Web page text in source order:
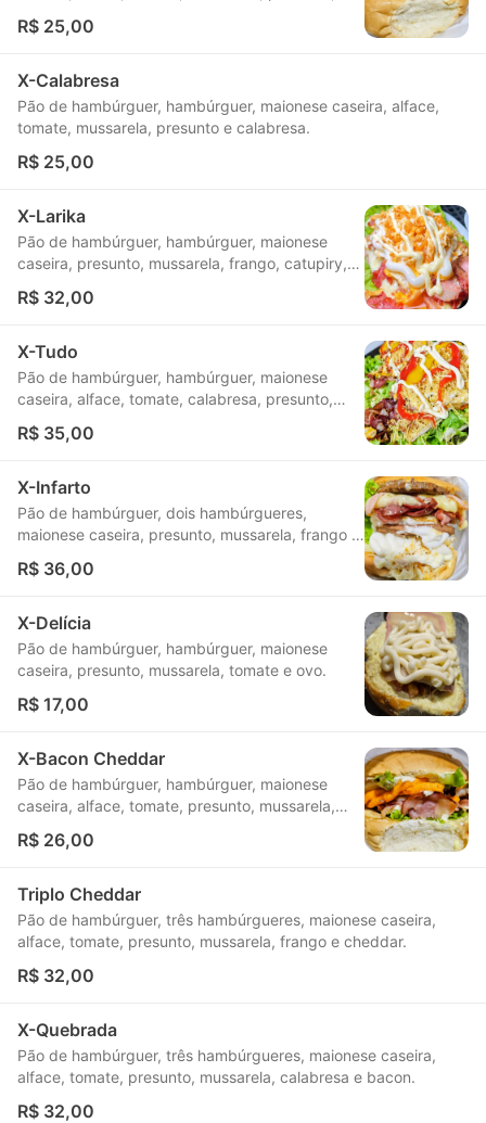
R$ 25,00
X-Calabresa
Pão de hambúrguer, hambúrguer, maionese caseira, alface,
tomate, mussarela, presunto e calabresa.
R$ 25,00
X-Larika
Pão de hambúrguer, hambúrguer, maionese
caseira, presunto, mussarela, frango, catupiry,
R$ 32,00
X-Tudo
Pão de hambúrguer, hambúrguer, maionese
caseira, alface, tomate, calabresa, presunto,
palha, ketchup e mostarda.
R$ 35,00
X-Infarto
Pão de hambúrguer, dois hambúrgueres,
maionese caseira, presunto, mussarela, frango e
R$ 36,00
X-Delícia
Pão de hambúrguer, hambúrguer, maionese
caseira, presunto, mussarela, tomate e ovo.
R$ 17,00
X-Bacon Cheddar
Pão de hambúrguer, hambúrguer, maionese
caseira, alface, tomate, presunto, mussarela,
R$ 26,00
Triplo Cheddar
Pão de hambúrguer, três hambúrgueres, maionese caseira,
alface, tomate, presunto, mussarela, frango e cheddar.
R$ 32,00
X-Quebrada
Pão de hambúrguer, três hambúrgueres, maionese caseira,
alface, tomate, presunto, mussarela, calabresa e bacon.
R$ 32,00